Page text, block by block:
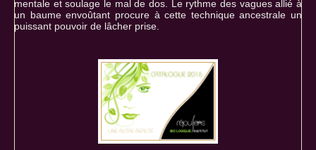
mentale et soulage le mal de dos. Le rythme des vagues allié à
un baume envoûtant procure à cette technique ancestrale un
puissant pouvoir de lâcher prise.